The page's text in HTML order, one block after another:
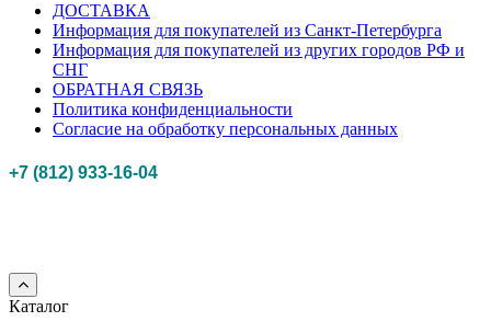
ДОСТАВКА
Информация для покупателей из Санкт-Петербурга
Информация для покупателей из других городов РФ и
СНГ
ОБРАТНАЯ СВЯЗЬ
Политика конфиденциальности
Согласие на обработку персональных данных
+7 (812) 933-16-04
Каталог